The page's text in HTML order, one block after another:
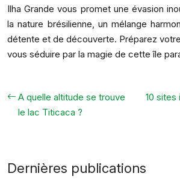
Ilha Grande vous promet une évasion
la nature brésilienne, un mélange
détente et de découverte. Préparez
vous séduire par la magie de cette île
A quelle altitude se trouve
le lac Titicaca ?
10 sites
Dernières publications